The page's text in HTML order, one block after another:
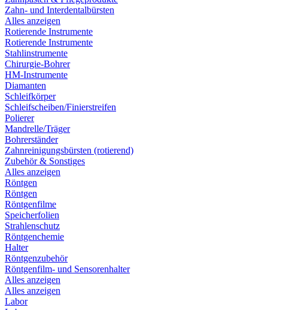
Zahn- und Interdentalbürsten
Alles anzeigen
Rotierende Instrumente
Rotierende Instrumente
Stahlinstrumente
Chirurgie-Bohrer
HM-Instrumente
Diamanten
Schleifkörper
Schleifscheiben/Finierstreifen
Polierer
Mandrelle/Träger
Bohrerständer
Zahnreinigungsbürsten (rotierend)
Zubehör & Sonstiges
Alles anzeigen
Röntgen
Röntgen
Röntgenfilme
Speicherfolien
Strahlenschutz
Röntgenchemie
Halter
Röntgenzubehör
Röntgenfilm- und Sensorenhalter
Alles anzeigen
Alles anzeigen
Labor